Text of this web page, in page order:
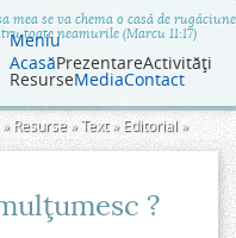
mea se va chema o casă de rugăciune
toate neamurile (Marcu 11:17)
Meniu
AcasăPrezentareActivităţi
ResurseMediaContact
» Resurse»Text» Editorial»
?